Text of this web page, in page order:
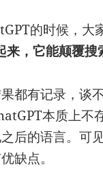
的时候，大
，它能颠覆搜
都有记录，谈
本质上不
后的语言。可
缺点。